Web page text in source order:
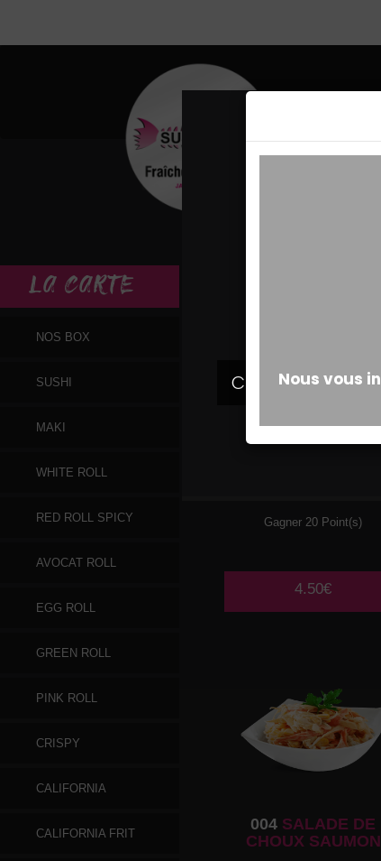
LA CARTE
NOS BOX
SUSHI
MAKI
WHITE ROLL
RED ROLL SPICY
AVOCAT ROLL
EGG ROLL
GREEN ROLL
PINK ROLL
CRISPY
CALIFORNIA
CALIFORNIA FRIT
Gagner 20 Point(s)
4.50€
004 SALADE DE
CHOUX SAUMON